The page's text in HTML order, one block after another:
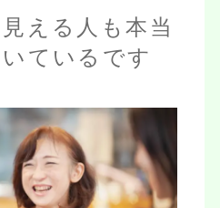
える人も本当
ているです